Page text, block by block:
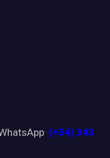
(+54) 343